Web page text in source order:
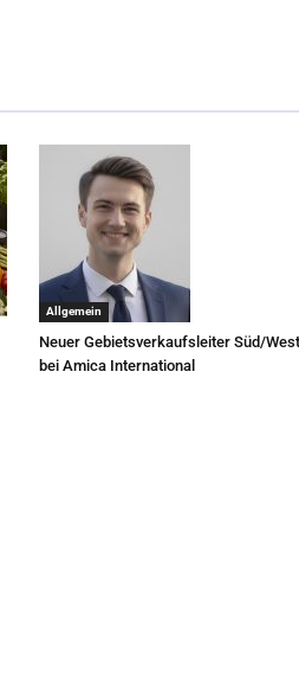
Allgemein
Neuer Gebietsverkaufsleiter Süd/West
bei Amica International